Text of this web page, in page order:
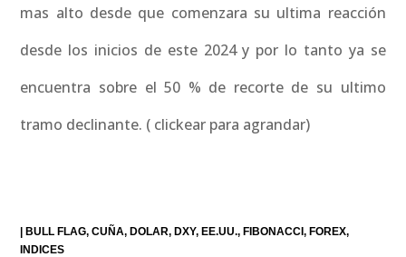
mas alto desde que comenzara su ultima reacción
desde los inicios de este 2024 y por lo tanto ya se
encuentra sobre el 50 % de recorte de su ultimo
tramo declinante. ( clickear para agrandar)
BULL FLAG CUÑA DOLAR DXY EE.UU. FIBONACCI FOREX
INDICES